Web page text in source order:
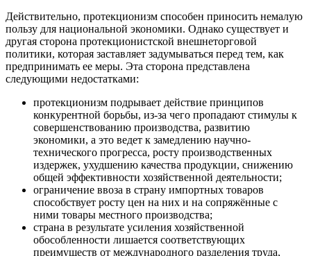
Действительно, протекционизм способен приносить немалую
пользу для национальной экономики. Однако существует и
другая сторона протекционистской внешнеторговой
политики, которая заставляет задумываться перед тем, как
предпринимать ее меры. Эта сторона представлена
следующими недостатками:
протекционизм подрывает действие принципов
конкурентной борьбы, из-за чего пропадают стимулы к
совершенствованию производства, развитию
экономики, а это ведет к замедлению научно-
технического прогресса, росту производственных
издержек, ухудшению качества продукции, снижению
общей эффективности хозяйственной деятельности;
ограничение ввоза в страну импортных товаров
способствует росту цен на них и на сопряжённые с
ними товары местного производства;
страна в результате усиления хозяйственной
обособленности лишается соответствующих
преимуществ от международного разделения труда,